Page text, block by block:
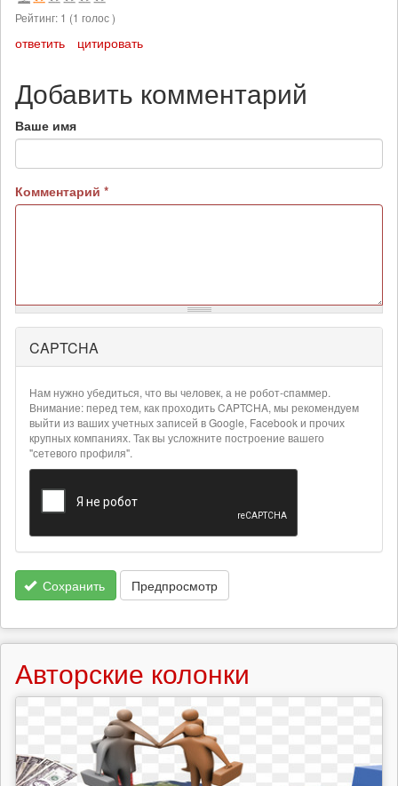
Рейтинг: 1 (1 голос )
ответить цитировать
Добавить комментарий
Ваше имя
Комментарий *
Более
подробная
информация
текстовых
форматах
CAPTCHA
Нам нужно убедиться, что вы человек, а не робот-спаммер.
Внимание: перед тем, как проходить CAPTCHA, мы рекомендуем
выйти из ваших учетных записей в Google, Facebook и прочих
крупных компаниях. Так вы усложните построение вашего
"сетевого профиля".
Сохранить Предпросмотр
Авторские колонки